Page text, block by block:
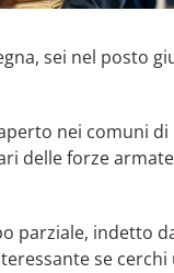
sei nel posto
nei comuni di
delle forze
parziale, indetto
se cerchi